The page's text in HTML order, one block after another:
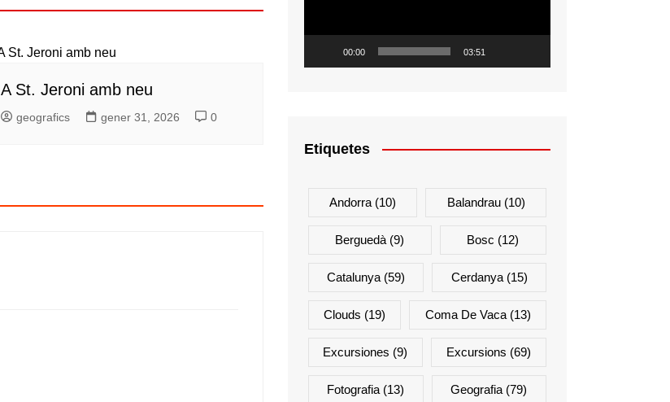
A St. Jeroni amb neu
geografics gener 31, 2026 0
00:00 03:51
Etiquetes
Andorra(10) Balandrau(10)
Berguedà (9) Bosc (12)
Catalunya(59) Cerdanya(15)
Clouds (19) Coma De Vaca(13)
Excursiones (9) Excursions (69)
Fotografia (13) Geografia (79)